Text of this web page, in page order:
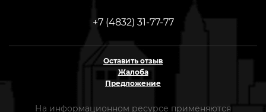
+7 (4832) 31-77-77
Оставить отзыв
Жалоба
Предложение
На информационном ресурсе применяются